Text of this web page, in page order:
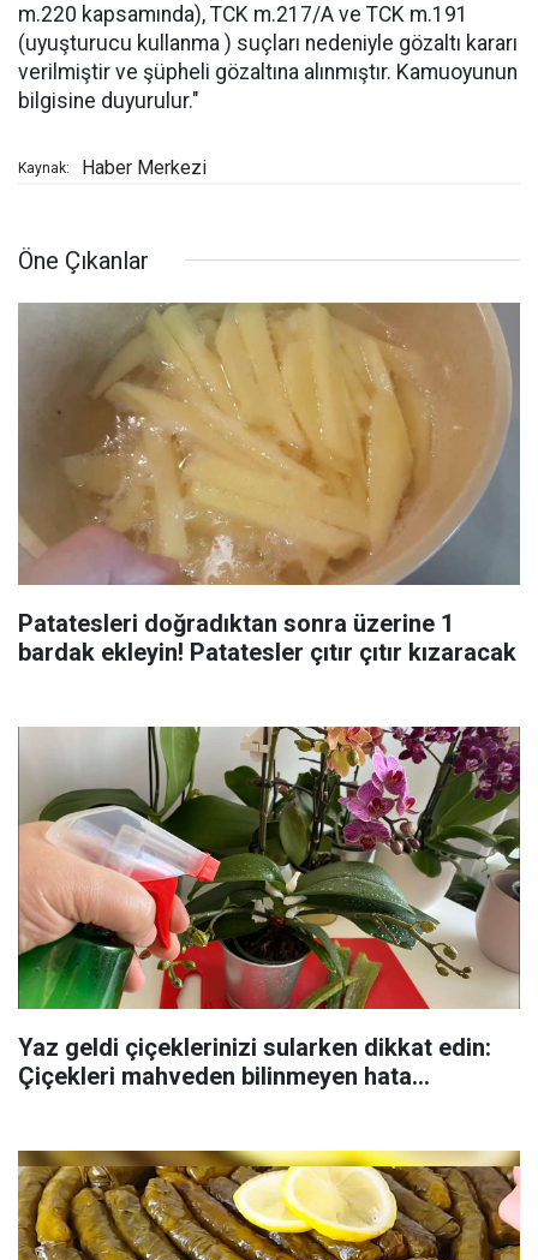
m.220 kapsamında), TCK m.217/A ve TCK m.191
(uyuşturucu kullanma ) suçları nedeniyle gözaltı kararı
verilmiştir ve şüpheli gözaltına alınmıştır. Kamuoyunun
bilgisine duyurulur."
Kaynak: Haber Merkezi
Öne Çıkanlar
Patatesleri doğradıktan sonra üzerine 1
bardak ekleyin! Patatesler çıtır çıtır kızaracak
Yaz geldi çiçeklerinizi sularken dikkat edin:
Çiçekleri mahveden bilinmeyen hata...